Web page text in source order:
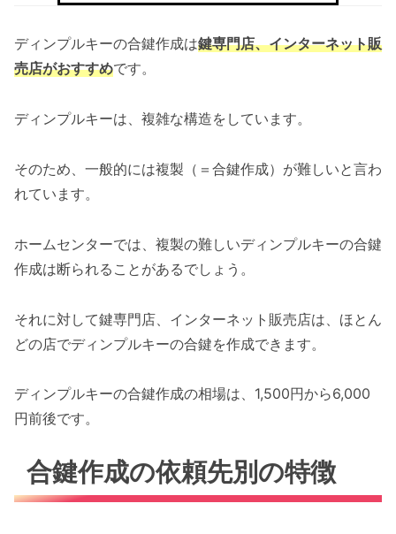
ディンプルキーの合鍵作成は鍵専門店、インターネット販
売店がおすすめです。
ディンプルキーは、複雑な構造をしています。
そのため、一般的には複製（＝合鍵作成）が難しいと言わ
れています。
ホームセンターでは、複製の難しいディンプルキーの合鍵
作成は断られることがあるでしょう。
それに対して鍵専門店、インターネット販売店は、ほとん
どの店でディンプルキーの合鍵を作成できます。
ディンプルキーの合鍵作成の相場は、1,500円から6,000
円前後です。
合鍵作成の依頼先別の特徴